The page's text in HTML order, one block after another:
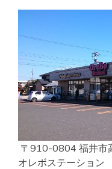
〒910-0804 福井市
オレボステーショ